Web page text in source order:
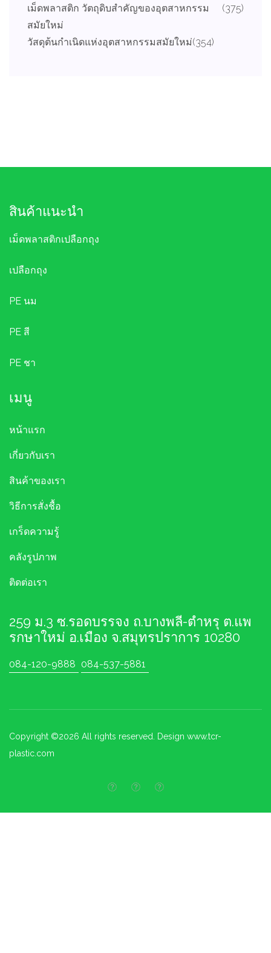
เม็ดพลาสติก วัตถุดิบสำคัญของอุตสาหกรรม
สมัยใหม่
(375)
วัสดุต้นกำเนิดแห่งอุตสาหกรรมสมัยใหม่(354)
สินค้าแนะนำ
เม็ดพลาสติกเปลือกถุง
เปลือกถุง
PE นม
PE สี
PE ชา
เมนู
หน้าแรก
เกี่ยวกับเรา
สินค้าของเรา
วิธีการสั่งชื้อ
เกร็ดความรู้
คลังรูปภาพ
ติดต่อเรา
259 ม.3 ซ.รอดบรรจง ถ.บางพลี-ตำหรุ ต.แพ
รกษาใหม่ อ.เมือง จ.สมุทรปราการ 10280
084-120-9888 084-537-5881
Copyright ©2026 All rights reserved. Design www.tcr-
plastic.com